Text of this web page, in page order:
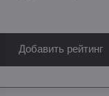
Добавить рейтинг